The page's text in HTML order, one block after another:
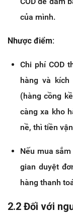
của mình.
Nhược điểm:
Chi phí COD
hàng và
(hàng cồng
càng xa kho
nề, thì tiền
Nếu mua
gian duyệt
hàng thanh
2.2 Đối với